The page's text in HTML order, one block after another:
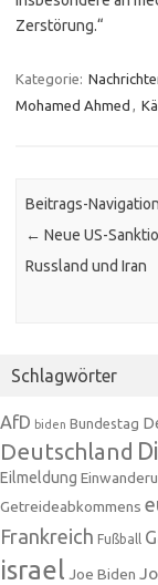
Zerstörung.“
Kategorie:
Mohamed Ahmed ,
Beitrags-Navigation
← Neue US-
Russland und Iran
Schlagwörter
AfD biden Bundestag
Deutschland
Eilmeldung
Getreideabkommens
Frankreich Fußball
israel Joe Biden